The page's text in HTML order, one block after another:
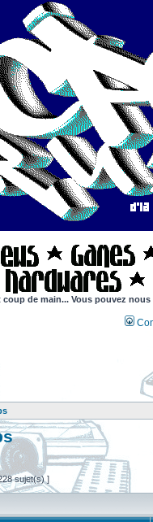
coup de main... Vous pouvez
sujet(s) ]